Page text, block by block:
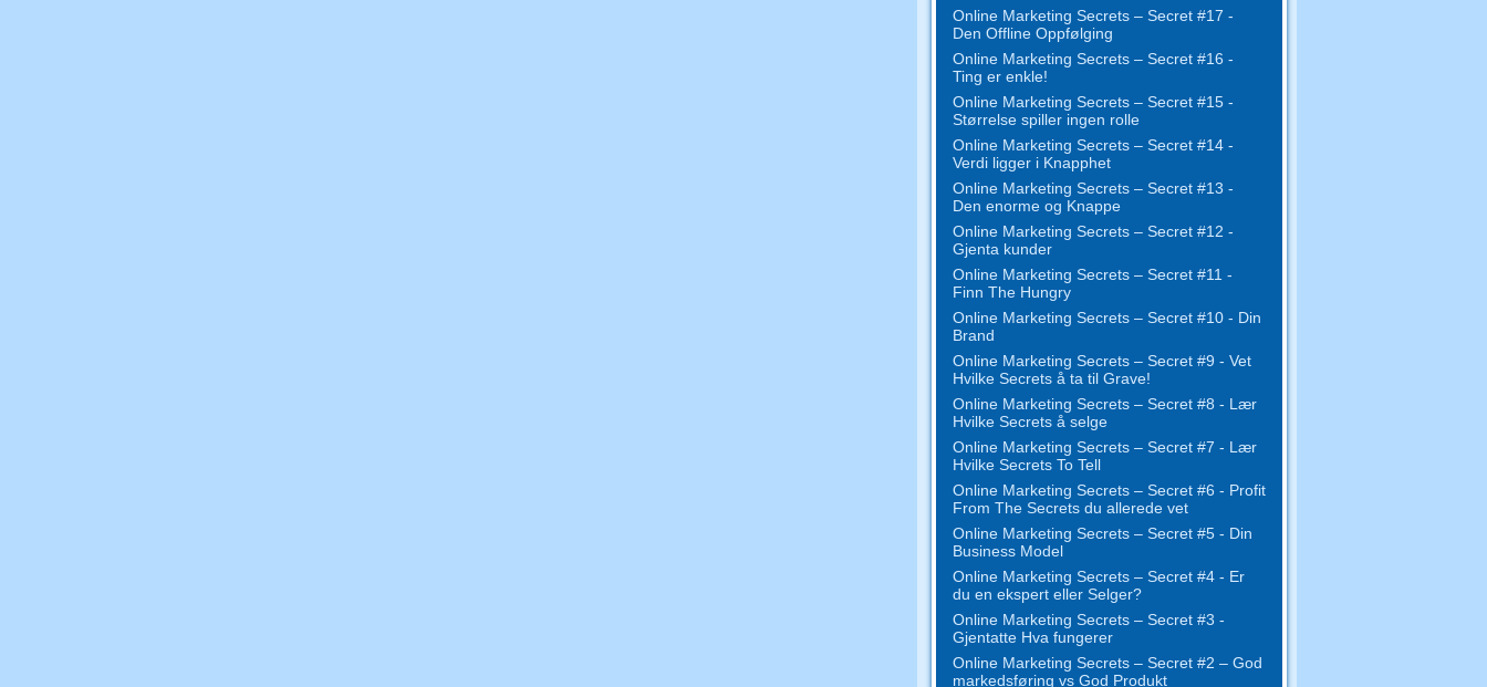
Online Marketing Secrets – Secret #17 -
Den Offline Oppfølging
Online Marketing Secrets – Secret #16 -
Ting er enkle!
Online Marketing Secrets – Secret #15 -
Størrelse spiller ingen rolle
Online Marketing Secrets – Secret #14 -
Verdi ligger i Knapphet
Online Marketing Secrets – Secret #13 -
Den enorme og Knappe
Online Marketing Secrets – Secret #12 -
Gjenta kunder
Online Marketing Secrets – Secret #11 -
Finn The Hungry
Online Marketing Secrets – Secret #10 - Din
Brand
Online Marketing Secrets – Secret #9 - Vet
Hvilke Secrets å ta til Grave!
Online Marketing Secrets – Secret #8 - Lær
Hvilke Secrets å selge
Online Marketing Secrets – Secret #7 - Lær
Hvilke Secrets To Tell
Online Marketing Secrets – Secret #6 - Profit
From The Secrets du allerede vet
Online Marketing Secrets – Secret #5 - Din
Business Model
Online Marketing Secrets – Secret #4 - Er
du en ekspert eller Selger?
Online Marketing Secrets – Secret #3 -
Gjentatte Hva fungerer
Online Marketing Secrets – Secret #2 – God
markedsføring vs God Produkt